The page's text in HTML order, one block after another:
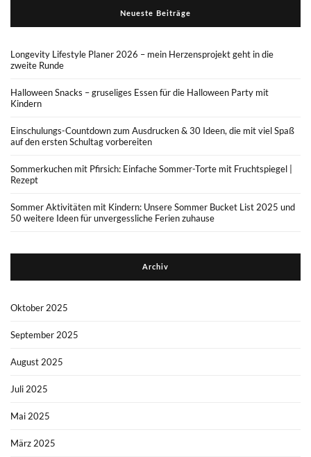
Neueste Beiträge
Longevity Lifestyle Planer 2026 – mein Herzensprojekt geht in die
zweite Runde
Halloween Snacks – gruseliges Essen für die Halloween Party mit
Kindern
Einschulungs-Countdown zum Ausdrucken & 30 Ideen, die mit viel Spaß
auf den ersten Schultag vorbereiten
Sommerkuchen mit Pfirsich: Einfache Sommer-Torte mit Fruchtspiegel |
Rezept
Sommer Aktivitäten mit Kindern: Unsere Sommer Bucket List 2025 und
50 weitere Ideen für unvergessliche Ferien zuhause
Archiv
Oktober 2025
September 2025
August 2025
Juli 2025
Mai 2025
März 2025